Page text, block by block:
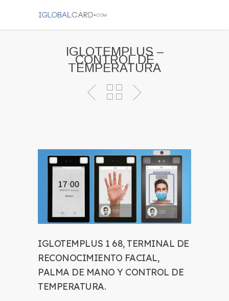
IGLOTEMPLUS –
CONTROL DE
TEMPERATURA
IGLOTEMPLUS 1 68, TERMINAL DE
RECONOCIMIENTO FACIAL,
PALMA DE MANO Y CONTROL DE
TEMPERATURA.